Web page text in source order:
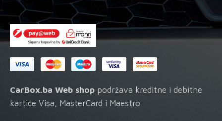
CarBox.ba Web shop podržava kreditne i debitne
kartice Visa, MasterCard i Maestro